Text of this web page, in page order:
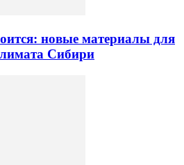
новые материалы для
Сибири